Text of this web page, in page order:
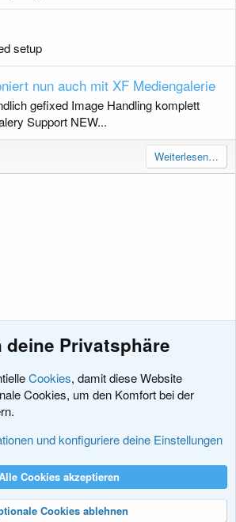
setup
nun auch mit XF Mediengalerie
gefixed Image Handling komplett
Support NEW...
Weiterlesen…
Datenschutz
deine Privatsphäre
Cookies, damit diese Website
Cookies, um den Komfort bei der
und konfiguriere deine Einstellungen
Cookies akzeptieren
Cookies ablehnen